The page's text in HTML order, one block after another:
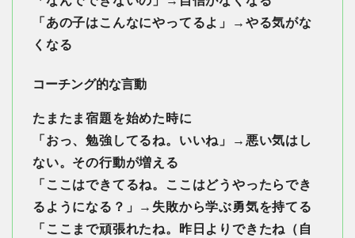
「あの子はこんなにやってるよ」→やる気がな
くなる
コーチング的な言動
たまたま宿題を始めた時に
「おっ、勉強してるね。いいね」→悪い気はし
ない。その行動が増える
「ここはできてるね。ここはどうやったらでき
るようになる？」→失敗から学ぶ勇気を持てる
「ここまで頑張れたね。昨日よりできたね（自